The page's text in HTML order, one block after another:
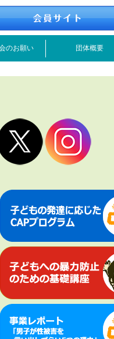
のお願い 団体概要